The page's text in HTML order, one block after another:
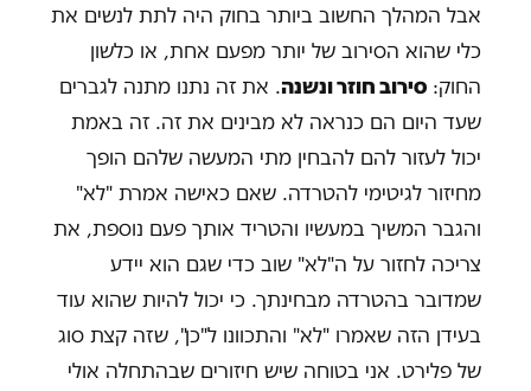
אבל המהלך החשוב ביותר בחוק היה לתת לנשים את
כלי שהוא הסירוב של יותר מפעם אחת, או כלשון
החוק: סירוב חוזר ונשנה. את זה נתנו מתנה לגברים
שעד היום הם כנראה לא מבינים את זה. זה באמת
יכול לעזור להם להבחין מתי המעשה שלהם הופך
מחיזור לגיטימי להטרדה. שאם כאישה אמרת "לא"
והגבר המשיך במעשיו והטריד אותך פעם נוספת, את
צריכה לחזור על ה"לא" שוב כדי שגם הוא יידע
שמדובר בהטרדה מבחינתך. כי יכול להיות שהוא עוד
בעידן הזה שאמרו "לא" והתכוונו ל"כן", שזה קצת סוג
של פלירט. אני בטוחה שיש חיזורים שבהתחלה אולי